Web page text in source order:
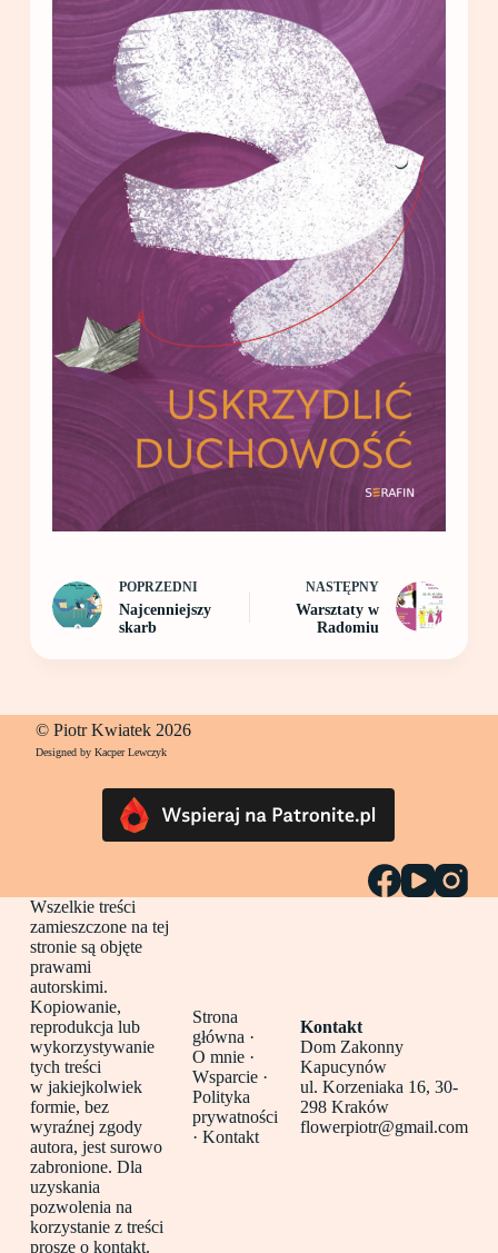
POPRZEDNI
Najcenniejszy
skarb
NASTĘPNY
Warsztaty w
Radomiu
© Piotr Kwiatek 2026
Designed by Kacper Lewczyk
Wszelkie treści
zamieszczone na tej
stronie są objęte
prawami
autorskimi.
Kopiowanie,
reprodukcja lub
wykorzystywanie
tych treści
w jakiejkolwiek
formie, bez
wyraźnej zgody
autora, jest surowo
zabronione. Dla
uzyskania
pozwolenia na
korzystanie z treści
proszę o kontakt.
Strona
główna ·
O mnie ·
Wsparcie ·
Polityka
prywatności
·Kontakt
Kontakt
Dom Zakonny
Kapucynów
ul. Korzeniaka 16, 30-
298 Kraków
flowerpiotr@gmail.com